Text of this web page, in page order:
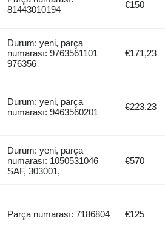
81443010194
€150
Durum: yeni, parça
numarası: 9763561101
976356
€171,23
Durum: yeni, parça
numarası: 9463560201
€223,23
Durum: yeni, parça
numarası: 1050531046
SAF, 303001,
€570
Parça numarası: 7186804 €125